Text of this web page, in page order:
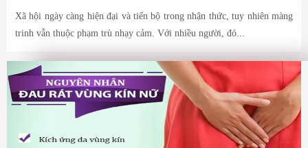
Xã hội ngày càng hiện đại và tiến bộ trong nhận thức, tuy nhiên màng
trinh vẫn thuộc phạm trù nhạy cảm. Với nhiều người, đó...